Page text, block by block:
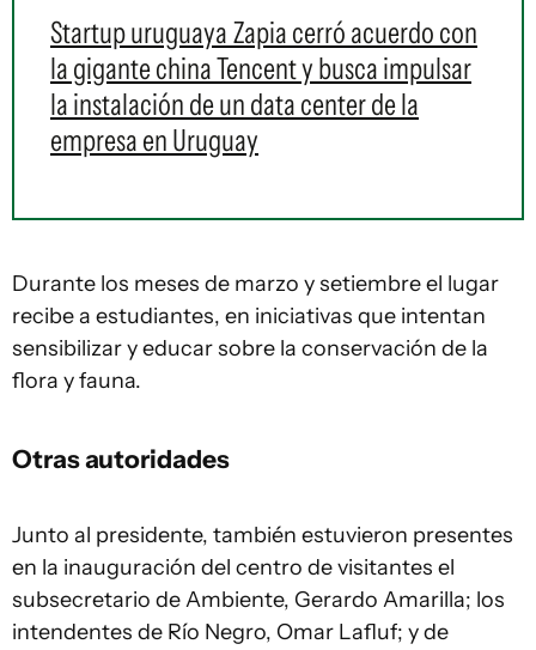
Startup uruguaya Zapia cerró acuerdo con
la gigante china Tencent y busca impulsar
la instalación de un data center de la
empresa en Uruguay
Durante los meses de marzo y setiembre el lugar
recibe a estudiantes, en iniciativas que intentan
sensibilizar y educar sobre la conservación de la
flora y fauna.
Otras autoridades
Junto al presidente, también estuvieron presentes
en la inauguración del centro de visitantes el
subsecretario de Ambiente, Gerardo Amarilla; los
intendentes de Río Negro, Omar Lafluf; y de